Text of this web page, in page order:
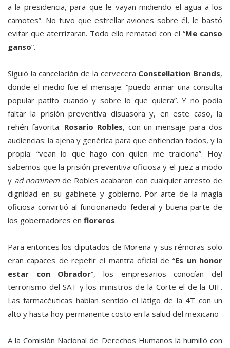
a la presidencia, para que le vayan midiendo el agua a los
camotes”. No tuvo que estrellar aviones sobre él, le bastó
evitar que aterrizaran. Todo ello rematad con el “Me canso
ganso”.
Siguió la cancelación de la cervecera Constellation Brands,
donde el medio fue el mensaje: “puedo armar una consulta
popular patito cuando y sobre lo que quiera”. Y no podía
faltar la prisión preventiva disuasora y, en este caso, la
rehén favorita: Rosario Robles, con un mensaje para dos
audiencias: la ajena y genérica para que entiendan todos, y la
propia: “vean lo que hago con quien me traiciona”. Hoy
sabemos que la prisión preventiva oficiosa y el juez a modo
y ad nominem de Robles acabaron con cualquier arresto de
dignidad en su gabinete y gobierno. Por arte de la magia
oficiosa convirtió al funcionariado federal y buena parte de
los gobernadores en floreros.
Para entonces los diputados de Morena y sus rémoras solo
eran capaces de repetir el mantra oficial de “Es un honor
estar con Obrador”, los empresarios conocían del
terrorismo del SAT y los ministros de la Corte el de la UIF.
Las farmacéuticas habían sentido el látigo de la 4T con un
alto y hasta hoy permanente costo en la salud del mexicano
A la Comisión Nacional de Derechos Humanos la humilló con